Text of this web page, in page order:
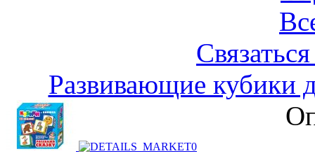
Развивающие кубики